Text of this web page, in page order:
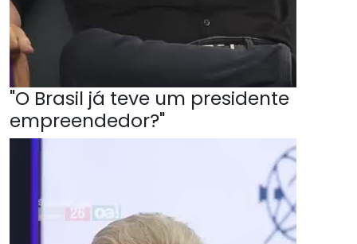
"O Brasil já teve um presidente
empreendedor?"